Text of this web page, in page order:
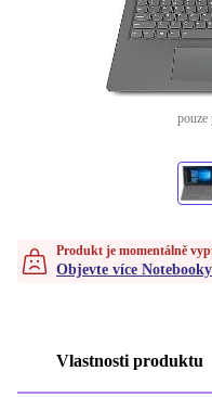
pouze
Produkt je momentálně
Objevte více
Vlastnosti produktu